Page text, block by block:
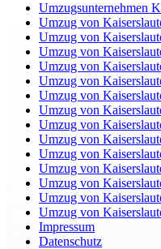
Umzugsunternehmen
Umzug von
Umzug von
Umzug von
Umzug von
Umzug von
Umzug von
Umzug von
Umzug von
Umzug von
Umzug von
Umzug von
Umzug von
Umzug von
Umzug von
Impressum
Datenschutz